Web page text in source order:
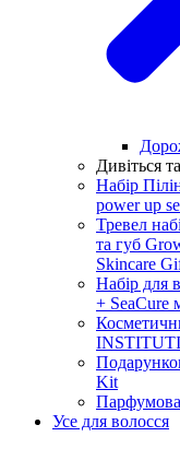
Дивіться
Набір
power up
Тревел
та губ
Skincare
Набір для
+ SeaCure
Kit
Усе для волосся